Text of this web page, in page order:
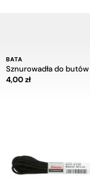
BATA
Sznurowadła do butów
Cena 4,00 zł
4,00 zł